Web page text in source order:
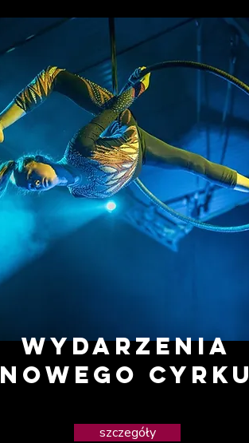
wydarzenia
nowego cyrku
szczegóły